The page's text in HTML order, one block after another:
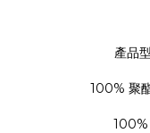
產品
100% 聚
100%